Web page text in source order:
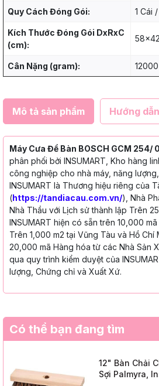
Quy Cách Đóng Gói: 1 Cái
Kích Thước Đóng Gói DxRxC
(cm):
Cân Nặng (gram): 12000
Mô tả sản phẩm Hướng
Máy Cưa Để Bàn BOSCH GCM 254/
phân phối bởi INSUMART, Kho hàng
công nghiệp cho nhà máy, năng
INSUMART là Thương hiệu riêng của
(https://tandiacau.com.vn/), Nhà
Nhà Thầu với Lịch sử thành lập Trên 25
INSUMART hiện có sẵn trên 10,000
Trên 1,000 m2 tại Vũng Tàu và Hồ Chí
20,000 mã Hàng hóa từ các Nhà Sản
qua quy trình kiểm duyệt của
lượng, Chứng chỉ và Xuất Xứ.
Có thể bạn đang tìm
12" Bàn Chải
Sợi Palmyra,